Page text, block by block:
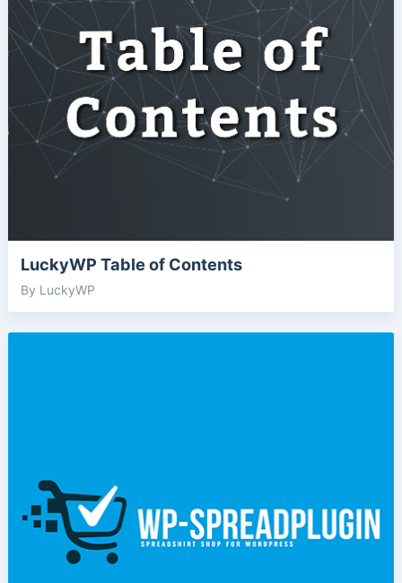
LuckyWP Table of Contents
By LuckyWP